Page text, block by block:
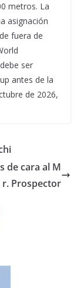
metros. La
asignación
fuera de
ser
antes de la
de 2026,
de cara al M
r. Prospector